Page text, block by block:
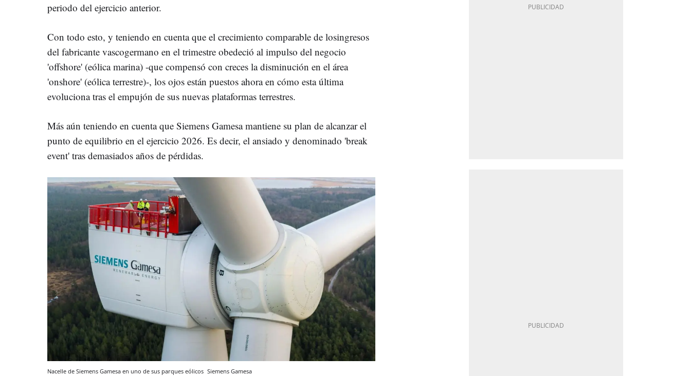
periodo del ejercicio anterior.
Con todo esto, y teniendo en cuenta que el crecimiento comparable de losingresos
del fabricante vascogermano en el trimestre obedeció al impulso del negocio
'offshore' (eólica marina) -que compensó con creces la disminución en el área
'onshore' (eólica terrestre)-, los ojos están puestos ahora en cómo esta última
evoluciona tras el empujón de sus nuevas plataformas terrestres.
Más aún teniendo en cuenta que Siemens Gamesa mantiene su plan de alcanzar el
punto de equilibrio en el ejercicio 2026. Es decir, el ansiado y denominado 'break
event' tras demasiados años de pérdidas.
Nacelle de Siemens Gamesa en uno de sus parques eólicos Siemens Gamesa